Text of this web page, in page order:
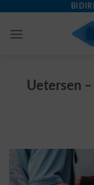
content
Uetersen